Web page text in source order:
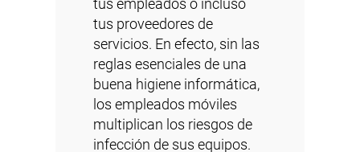
tus empleados o incluso
tus proveedores de
servicios. En efecto, sin las
reglas esenciales de una
buena higiene informática,
los empleados móviles
multiplican los riesgos de
infección de sus equipos.